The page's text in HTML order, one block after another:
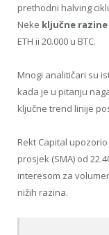
prethodni halving
Neke ključne
ETH ii 20.000 u BTC.
Mnogi analitičari su
kada je u pitanju
ključne trend linije
Rekt Capital
prosjek (SMA) od
interesom za
nižih razina.